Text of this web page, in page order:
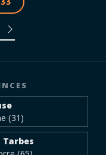
(31)
Tarbes